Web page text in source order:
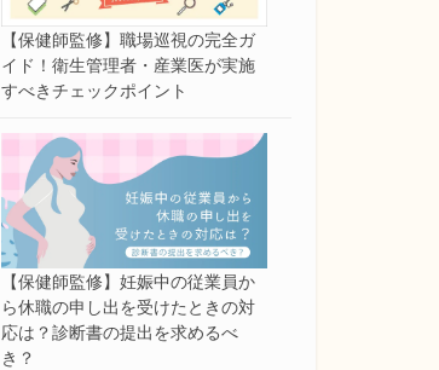
【保健師監修】職場巡視の完全ガ
イド！衛生管理者・産業医が実施
すべきチェックポイント
【保健師監修】妊娠中の従業員か
ら休職の申し出を受けたときの対
応は？診断書の提出を求めるべ
き？